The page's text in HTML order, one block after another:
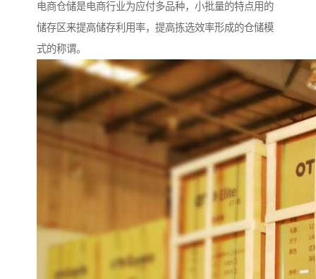
电商仓储是电商行业为应付多品种，小批量的特点用的
储存区来提高储存利用率，提高拣选效率形成的仓储模
式的称谓。